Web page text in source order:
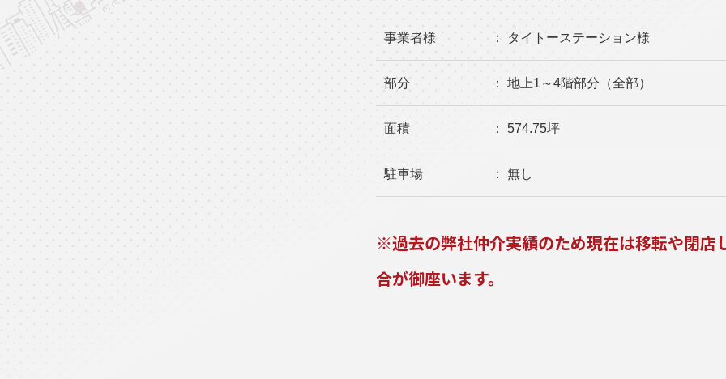
事業者様 ： タイトーステーション様
部分 ： 地上1～4階部分（全部）
面積 ： 574.75坪
駐車場 ： 無し
※過去の弊社仲介実績のため現在は移転や閉店
合が御座います。